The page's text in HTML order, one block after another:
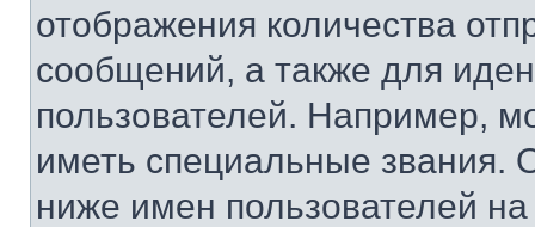
отображения количества
сообщений, а также для
пользователей. Например,
иметь специальные звания.
ниже имен пользователей